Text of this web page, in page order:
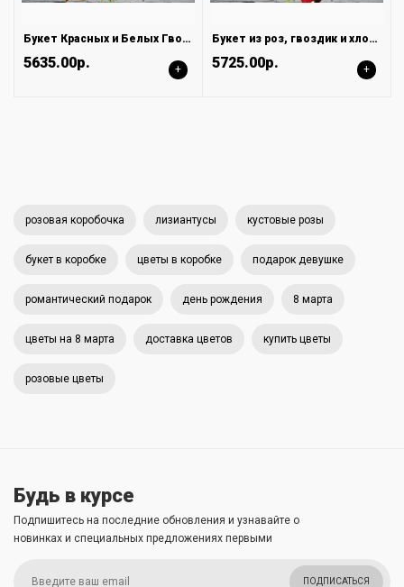
Букет Красных и Белых Гвоздик в Ленте
5635.00р. +
Букет из роз, гвоздик и хлопка
5725.00р. +
розовая коробочка лизиантусы кустовые розы
букет в коробке цветы в коробке подарок девушке
романтический подарок день рождения 8 марта
цветы на 8 марта доставка цветов купить цветы
розовые цветы
Будь в курсе
Подпишитесь на последние обновления и узнавайте о
новинках и специальных предложениях первыми
ПОДПИСАТЬСЯ